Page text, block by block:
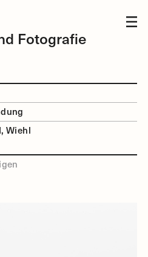
Fotografie
Wiehl